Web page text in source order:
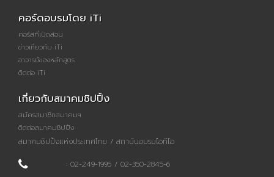
คอร์ดอบรมโดย iTi
คอร์สที่เปิดสอน
ข่าวเกี่ยวกับ iTi
อาจารย์ของหลักสูตร
ติดต่อ iTi
เกี่ยวกับสมาคมชิปปิ้ง
สมัครสมาชิกสมาคมฯ
ติดต่อสมาคมชิปปิ้ง
สมาคมชิปปิ้งแห่งประเทศไทย / สถาบันอบรมไอทีไอ
: 02-249-1995 / 02-350-2845-6